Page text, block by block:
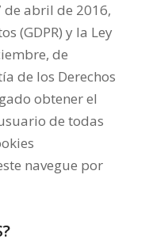
de abril de 2016,
(GDPR) y la Ley
de
de los Derechos
obtener el
de todas
navegue por